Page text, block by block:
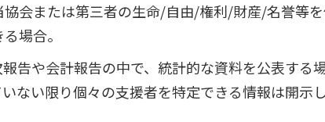
協会または第三者の生命/自由/権利/財産/名誉等
場合。
告や会計報告の中で、統計的な資料を公表する
ない限り個々の支援者を特定できる情報は開示し